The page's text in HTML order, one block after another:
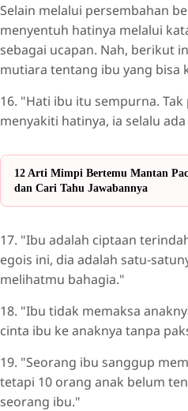
Selain melalui persembahan
menyentuh hatinya melalui
sebagai ucapan. Nah, berikut
mutiara tentang ibu yang bisa
16. "Hati ibu itu sempurna.
menyakiti hatinya, ia selalu
12 Arti Mimpi Bertemu Mantan
dan Cari Tahu Jawabannya
17. "Ibu adalah ciptaan
egois ini, dia adalah satu-
melihatmu bahagia."
18. "Ibu tidak memaksa
cinta ibu ke anaknya tanpa
19. "Seorang ibu sanggup
tetapi 10 orang anak belum
seorang ibu."